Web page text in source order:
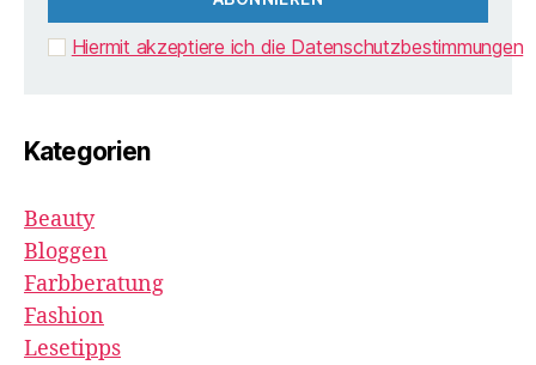
Hiermit akzeptiere ich die Datenschutzbestimmungen
Kategorien
Beauty
Bloggen
Farbberatung
Fashion
Lesetipps